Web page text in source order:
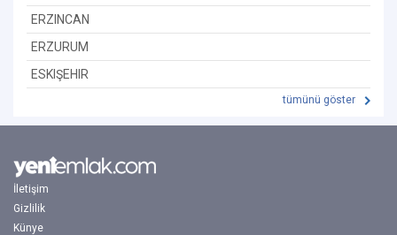
ERZINCAN
ERZURUM
ESKIŞEHIR
tümünü göster
İletişim
Gizlilik
Künye